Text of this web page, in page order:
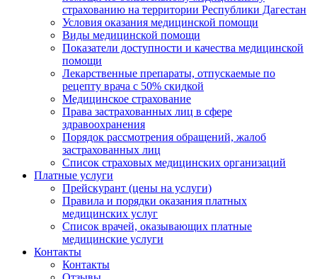
страхованию на территории Республики Дагестан
Условия оказания медицинской помощи
Виды медицинской помощи
Показатели доступности и качества медицинской
помощи
Лекарственные препараты, отпускаемые по
рецепту врача с 50% скидкой
Медицинское страхование
Права застрахованных лиц в сфере
здравоохранения
Порядок рассмотрения обращений, жалоб
застрахованных лиц
Список страховых медицинских организаций
Платные услуги
Прейскурант (цены на услуги)
Правила и порядки оказания платных
медицинских услуг
Список врачей, оказывающих платные
медицинские услуги
Контакты
Контакты